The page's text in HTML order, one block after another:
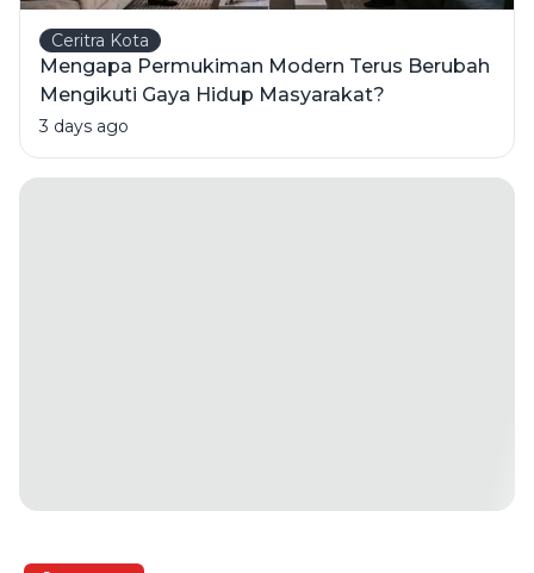
Ceritra Kota
Mengapa Permukiman Modern Terus Berubah
Mengikuti Gaya Hidup Masyarakat?
3 days ago